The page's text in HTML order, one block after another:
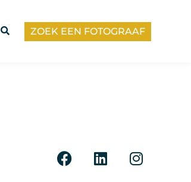
ZOEK EEN FOTOGRAAF